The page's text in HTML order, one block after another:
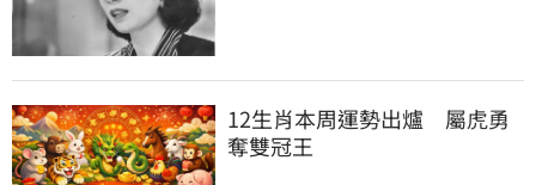
12生肖本周運勢出爐　屬虎勇
奪雙冠王